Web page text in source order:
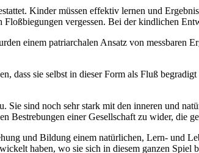
Kinder müssen effektiv lernen und
vergessen. Bei der kindlichen
einem patriarchalen Ansatz von messbaren
dass sie selbst in dieser Form als Fluß
Sie sind noch sehr stark mit den inneren und
einer Gesellschaft zu wider, die
und Bildung einem natürlichen, Lern- und
haben, wo sie sich in diesem ganzen Spiel